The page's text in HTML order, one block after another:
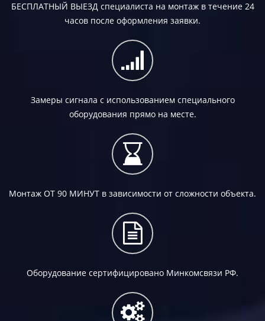
БЕСПЛАТНЫЙ ВЫЕЗДспециалиста на монтаж в течение 24
часов после оформления заявки.
Замеры сигнала с использованием специального
оборудования прямо на месте.
Монтаж ОТ 90 МИНУТ в зависимости от сложности объекта.
Оборудование сертифицировано Минкомсвязи РФ.